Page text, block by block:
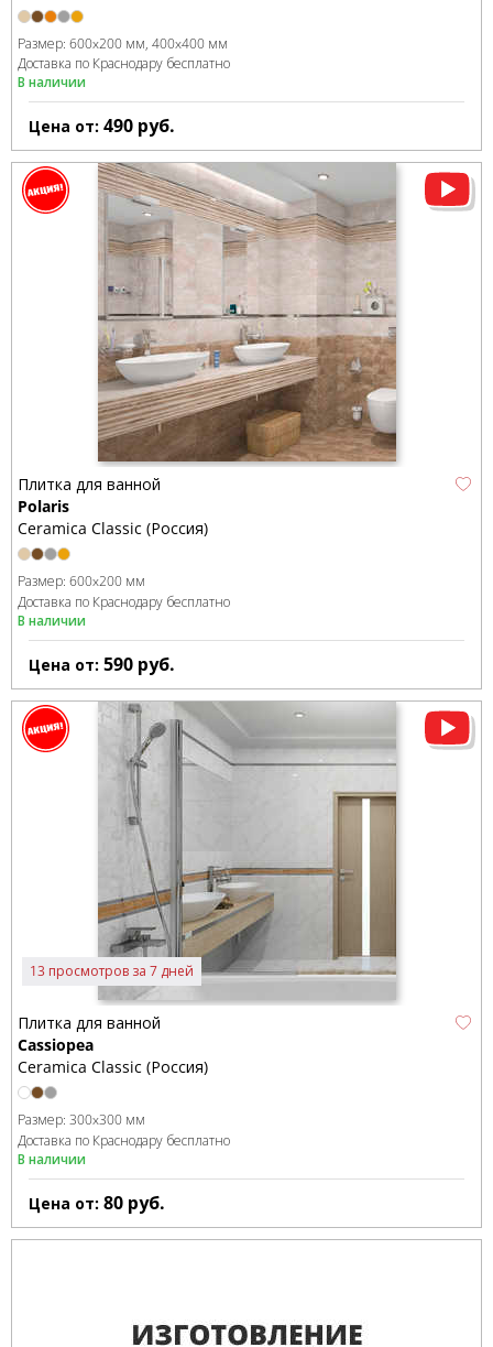
Размер: 600x200 мм 400x400 мм
Доставка по Краснодару бесплатно
В наличии
Цена от: 490 руб.
Плитка для ванной
Polaris
Ceramica Classic (Россия)
Размер: 600x200 мм
Доставка по Краснодару бесплатно
В наличии
Цена от: 590 руб.
13 просмотров за 7 дней
Плитка для ванной
Cassiopea
Ceramica Classic (Россия)
Размер: 300x300 мм
Доставка по Краснодару бесплатно
В наличии
Цена от: 80 руб.